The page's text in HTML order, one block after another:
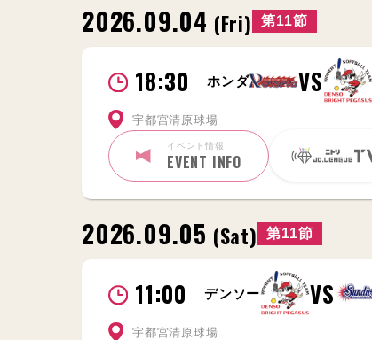
2026.09.04 (Fri) 第11節
18:30 ホンダ VS
宇都宮清原球場
イベント情報
EVENT INFO
2026.09.05 (Sat) 第11節
11:00 デンソー VS
宇都宮清原球場